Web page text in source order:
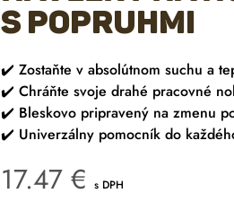
s popruhmi
✔️ Zostaňte v absolútnom suchu a
✔️ Chráňte svoje drahé pracovné
✔️ Bleskovo pripravený na zmenu
✔️ Univerzálny pomocník do
17.47 € s DPH